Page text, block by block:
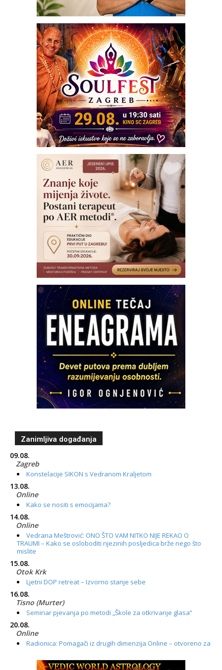
Zanimljiva događanja
09.08.
Zagreb
Konstelacije SIKON s Vedranom Kraljetom
13.08.
Online
Kako se nositi s emocijama?
14.08.
Online
Vedrana Meštrović: ONO ŠTO VAM NITKO NIJE REKAO O
TRAUMI – Kako se osloboditi njezinih posljedica brže nego što
mislite
15.08.
Otok Krk
Ljetni DOP retreat – Izvorno stanje sebe
16.08.
Tisno (Murter)
Seminar pjevanja po metodi „Škole za otkrivanje glasa“
20.08.
Online
Radionica: Pomagači iz drugih dimenzija Online – otvoreno za